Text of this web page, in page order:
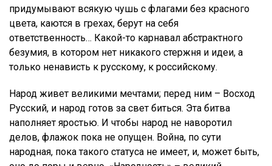
придумывают всякую чушь с флагами без красного
цвета, каются в грехах, берут на себя
ответственность… Какой-то карнавал абстрактного
безумия, в котором нет никакого стержня и идеи, а
только ненависть к русскому, к российскому.
Народ живет великими мечтами; перед ним – Восход
Русский, и народ готов за свет биться. Эта битва
наполняет яростью. И чтобы народ не наворотил
делов, флажок пока не опущен. Война, по сути
народная, пока такого статуса не имеет, и, может быть,